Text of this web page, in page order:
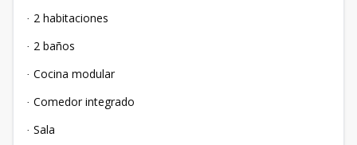
· 2 habitaciones
· 2 baños
· Cocina modular
· Comedor integrado
· Sala